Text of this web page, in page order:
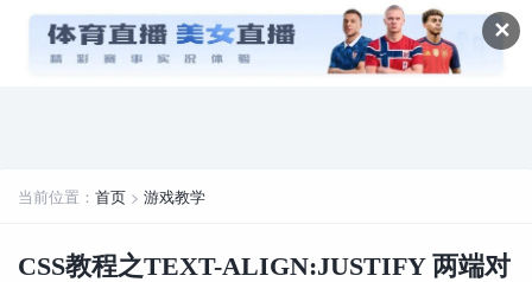
✕
当前位置： 首页 > 游戏教学
CSS教程之TEXT-ALIGN:JUSTIFY 两端对